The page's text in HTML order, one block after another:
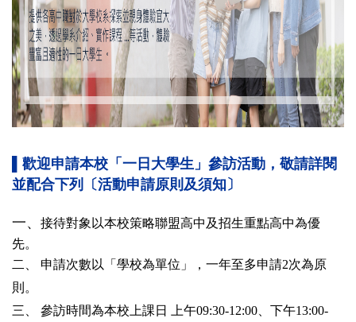
▌歡迎申請本校「一日大學生」參訪活動，敬請詳閱
並配合下列〔活動申請原則及須知〕
一、 接待對象以本校策略聯盟高中及招生重點高中為優
先。
二、
申請次數以「學校為單位」 ， 一年至多申請2次為原
則 。
三、 參訪時間為本校上課日 上午09:30-12:00 、下午13:00-